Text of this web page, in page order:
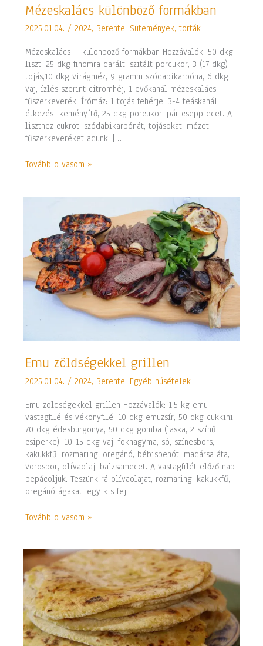
Mézeskalács különböző formákban
2025.01.04./2024, Berente, Sütemények, torták
Mézeskalács – különböző formákban Hozzávalók: 50 dkg
liszt, 25 dkg finomra darált, szitált porcukor, 3 (17 dkg)
tojás,10 dkg virágméz, 9 gramm szódabikarbóna, 6 dkg
vaj, ízlés szerint citromhéj, 1 evőkanál mézeskalács
fűszerkeverék. Írómáz: 1 tojás fehérje, 3-4 teáskanál
étkezési keményítő, 25 dkg porcukor, pár csepp ecet. A
liszthez cukrot, szódabikarbónát, tojásokat, mézet,
fűszerkeveréket adunk, […]
Mézeskalács
különböző
formákban
Tovább olvasom »
Emu zöldségekkel grillen
2025.01.04./2024, Berente, Egyéb húsételek
Emu zöldségekkel grillen Hozzávalók: 1,5 kg emu
vastagfilé és vékonyfilé, 10 dkg emuzsír, 50 dkg cukkini,
70 dkg édesburgonya, 50 dkg gomba (laska, 2 színű
csiperke), 10-15 dkg vaj, fokhagyma, só, színesbors,
kakukkfű, rozmaring, oregánó, bébispenót, madársaláta,
vörösbor, olívaolaj, balzsamecet. A vastagfilét előző nap
bepácoljuk. Teszünk rá olívaolajat, rozmaring, kakukkfű,
oregánó ágakat, egy kis fej
Emu
grillen
Tovább olvasom »